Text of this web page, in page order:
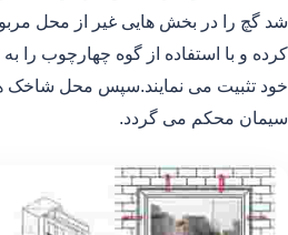
شد گچ را در بخش هایی غیر از محل
کرده و با استفاده از گوه چهارچوب را
خود تثبیت می نمایند.سپس محل شاخک
سیمان محکم می گردد.